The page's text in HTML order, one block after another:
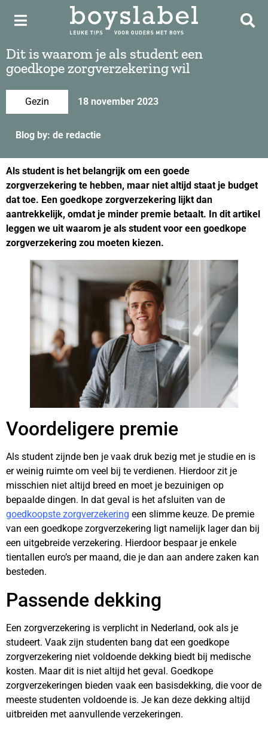
Dit is waarom je als student een
goedkope zorgverzekering wil
Gezin 18 november 2023
Blog by: de redactie
Als student is het belangrijk om een goede
zorgverzekering te hebben, maar niet altijd staat je budget
dat toe. Een goedkope zorgverzekering lijkt dan
aantrekkelijk, omdat je minder premie betaalt. In dit artikel
leggen we uit waarom je als student voor een goedkope
zorgverzekering zou moeten kiezen.
Voordeligere premie
Als student zijnde ben je vaak druk bezig met je studie en is
er weinig ruimte om veel bij te verdienen. Hierdoor zit je
misschien niet altijd breed en moet je bezuinigen op
bepaalde dingen. In dat geval is het afsluiten van de
goedkoopste zorgverzekering een slimme keuze. De premie
van een goedkope zorgverzekering ligt namelijk lager dan bij
een uitgebreide verzekering. Hierdoor bespaar je enkele
tientallen euro’s per maand, die je dan aan andere zaken kan
besteden.
Passende dekking
Een zorgverzekering is verplicht in Nederland, ook als je
studeert. Vaak zijn studenten bang dat een goedkope
zorgverzekering niet voldoende dekking biedt bij medische
kosten. Maar dit is niet altijd het geval. Goedkope
zorgverzekeringen bieden vaak een basisdekking, die voor de
meeste studenten voldoende is. Je kan deze dekking altijd
uitbreiden met aanvullende verzekeringen.